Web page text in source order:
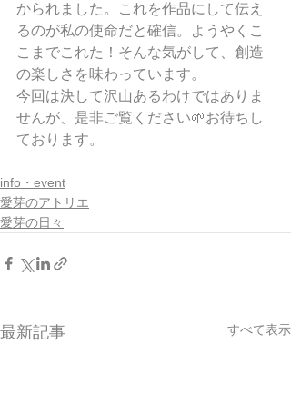
かられました。これを作品にして伝え
るのが私の使命だと確信。ようやくこ
こまでこれた！そんな気がして、創造
の楽しさを味わっています。
今回は決して沢山あるわけではありま
せんが、是非ご覧ください🌱お待ちし
ております。
info・event
愛芽のアトリエ
愛芽の日々
最新記事 すべて表示